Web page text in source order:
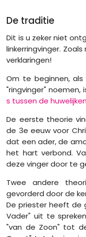
De traditie
Dit is u zeker niet
linkerringvinger.
verklaringen!
Om te beginnen,
"ringvinger"
s tussen de
De eerste theorie
de 3e eeuw voor
dat een ader, de
het hart verbond.
deze vinger door te
Twee andere
gevorderd door de
De priester heeft de
Vader" uit te
"van de Zoon" tot